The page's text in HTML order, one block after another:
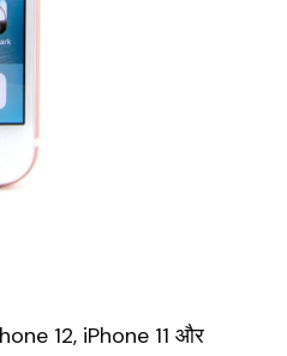
12, iPhone 11 और